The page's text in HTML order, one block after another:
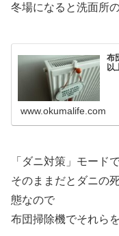
冬場になると洗面所
布
以
www.okumalife.com
「ダニ対策」モード
そのままだとダニの
態なので
布団掃除機でそれら